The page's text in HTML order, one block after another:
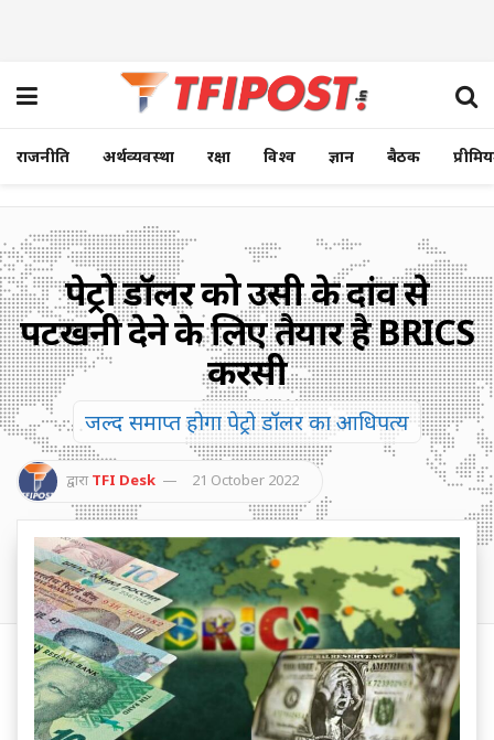
राजनीति अर्थव्यवस्था रक्षा विश्व ज्ञान बैठक
पेट्रो डॉलर को उसी के दांव से
पटखनी देने के लिए तैयार है BRICS
करेंसी
जल्द समाप्त होगा पेट्रो डॉलर का आधिपत्य
द्वारा TFI Desk 21 October 2022